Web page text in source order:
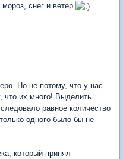
снег и ветер
Но не потому, что у нас
что их много! Выделить
равное количество
одного было бы не
который принял